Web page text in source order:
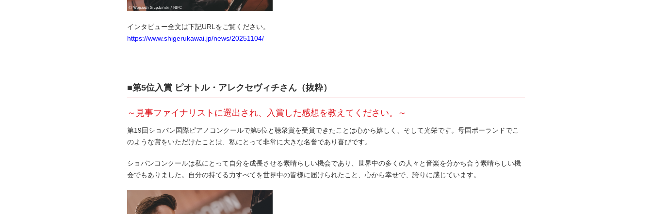
インタビュー全文は下記URLをご覧ください。
https://www.shigerukawai.jp/news/20251104/
■第5位入賞 ピオトル・アレクセヴィチさん（抜粋）
～見事ファイナリストに選出され、入賞した感想を教えてください。～
第19回ショパン国際ピアノコンクールで第5位と聴衆賞を受賞できたことは心から嬉しく、そして光栄です。母国ポーランドでこ
のような賞をいただけたことは、私にとって非常に大きな名誉であり喜びです。
ショパンコンクールは私にとって自分を成長させる素晴らしい機会であり、世界中の多くの人々と音楽を分かち合う素晴らしい機
会でもありました。自分の持てる力すべてを世界中の皆様に届けられたこと、心から幸せで、誇りに感じています。